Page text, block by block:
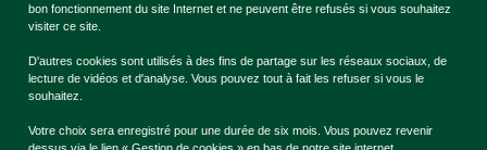
bon fonctionnement du site Internet et ne peuvent être refusés si vous souhaitez
visiter ce site.
D'autres cookies sont utilisés à des fins de partage sur les réseaux sociaux, de
lecture de vidéos et d'analyse. Vous pouvez tout à fait les refuser si vous le
souhaitez.
Votre choix sera enregistré pour une durée de six mois. Vous pouvez revenir
Les travaux reprennent